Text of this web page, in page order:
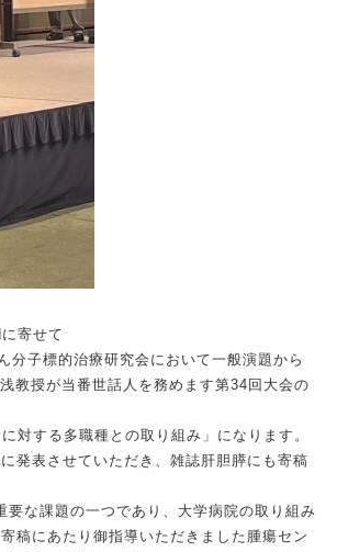
寄せて
分子標的治療研究会において一般演題から
教授が当番世話人を務めます第34回大会の
対する多職種との取り組み」になります。
発表させていただき、雑誌肝胆膵にも寄稿
な課題の一つであり、大学病院の取り組み
稿にあたり御指導いただきました腫瘍セン